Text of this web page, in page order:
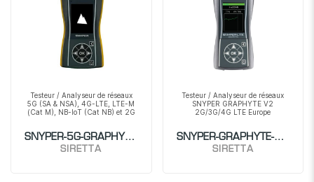
Testeur / Analyseur de réseaux
5G (SA & NSA), 4G-LTE, LTE-M
(Cat M), NB-IoT (Cat NB) et 2G
SNYPER-5G-GRAPHYTE-G
SIRETTA
Testeur / Analyseur de réseaux
SNYPER GRAPHYTE V2
2G/3G/4G LTE Europe
SNYPER-GRAPHYTE-V2EU
SIRETTA